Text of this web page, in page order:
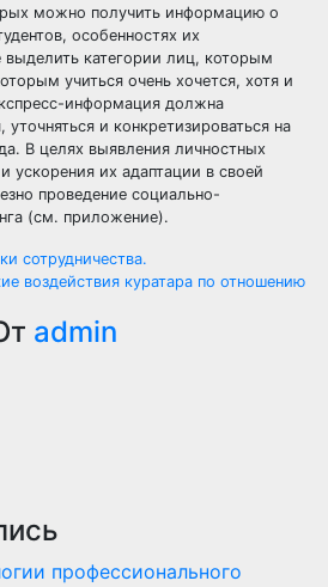
можно получить информацию о
особенностях их
выделить категории лиц, которым
учиться очень хочется, хотя и
информация должна
и конкретизироваться на
В целях выявления личностных
ускорения их адаптации в своей
проведение социально-
(см. приложение).
сотрудничества.
воздействия куратара по отношению
admin
профессионального